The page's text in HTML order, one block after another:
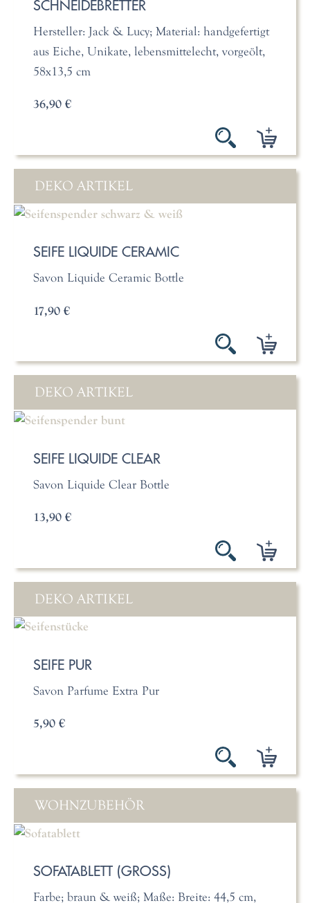
SCHNEIDEBRETTER
Hersteller: Jack & Lucy; Material: handgefertigt
aus Eiche, Unikate, lebensmittelecht, vorgeölt,
58x13,5 cm
36,90 €
DEKO ARTIKEL
SEIFE LIQUIDE CERAMIC
Savon Liquide Ceramic Bottle
17,90 €
DEKO ARTIKEL
SEIFE LIQUIDE CLEAR
Savon Liquide Clear Bottle
13,90 €
DEKO ARTIKEL
SEIFE PUR
Savon Parfume Extra Pur
5,90 €
WOHNZUBEHÖR
SOFATABLETT (GROSS)
Farbe; braun & weiß; Maße: Breite: 44,5 cm,